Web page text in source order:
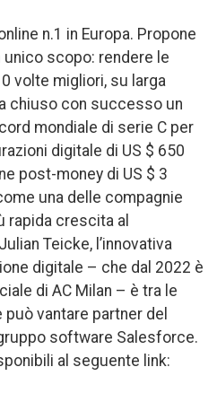
n.1 in Europa. Propone
scopo: rendere le
volte migliori, su larga
chiuso con successo un
mondiale di serie C per
digitale di US $ 650
post-money di US $ 3
una delle compagnie
rapida crescita al
Teicke, l’innovativa
digitale – che dal 2022 è
di AC Milan – è tra le
vantare partner del
software Salesforce.
al seguente link: